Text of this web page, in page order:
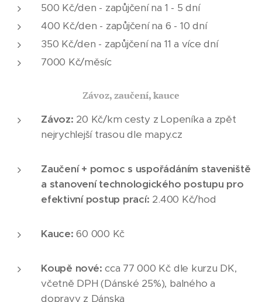
500 Kč/den - zapůjčení na 1 - 5 dní
400 Kč/den - zapůjčení na 6 - 10 dní
350 Kč/den - zapůjčení na 11 a více dní
7000 Kč/měsíc
Závoz, zaučení, kauce
Závoz: 20 Kč/km cesty z Lopeníka a zpět
nejrychlejší trasou dle mapy.cz
Zaučení + pomoc s uspořádáním staveniště
a stanovení technologického postupu pro
efektivní postup prací: 2.400 Kč/hod
Kauce:60 000 Kč
Koupě nové:cca 77 000 Kč dle kurzu DK,
včetně DPH (Dánské 25%), balného a
dopravy z Dánska